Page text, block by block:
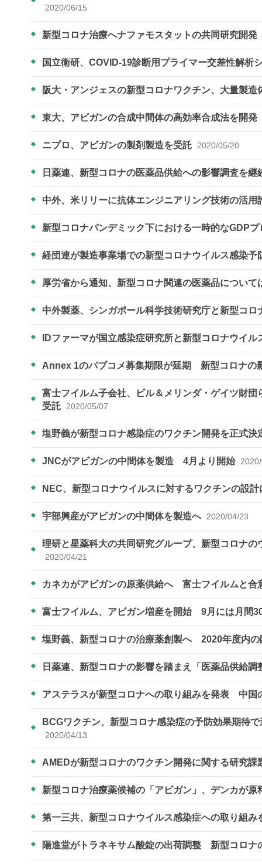
2020/06/15
新型コロナ治療へナファモスタットの共同研究
国立衛研、COVID-19診断用プライマー交差性解析
阪大・アンジェスの新型コロナワクチン、大量製
東大、アビガンの合成中間体の高効率合成法を開発
ニプロ、アビガンの製剤製造を受託 2020/05/20
日薬連、新型コロナの医薬品供給への影響調査を継
中外、米リリーに抗体エンジニアリング技術の活
新型コロナパンデミック下における一時的なGDP
経団連が製造事業場での新型コロナウイルス感染
厚労省から通知、新型コロナ関連の医薬品につい
中外製薬、シンガポール科学技術研究庁と新型コ
IDファーマが国立感染症研究所と新型コロナウイ
Annex 1のパブコメ募集期限が延期 新型コロナの
富士フイルム子会社、ビル＆メリンダ・ゲイツ財
受託
2020/05/07
塩野義が新型コロナ感染症のワクチン開発を正式決
JNCがアビガンの中間体を製造 4月より開始
NEC、新型コロナウイルスに対するワクチンの設
宇部興産がアビガンの中間体を製造へ 2020/04/23
理研と星薬科大の共同研究グループ、新型コロナ
2020/04/21
カネカがアビガンの原薬供給へ 富士フイルムと合
富士フイルム、アビガン増産を開始 9月には月間
塩野義、新型コロナの治療薬創製へ 2020年度内
日薬連、新型コロナの影響を踏まえ「医薬品供給
アステラスが新型コロナへの取り組みを発表 中国
BCGワクチン、新型コロナ感染症の予防効果期待
2020/04/13
AMEDが新型コロナのワクチン開発に関する研究課
新型コロナ治療薬候補の「アビガン」、デンカが
第一三共、新型コロナウイルス感染症への取り組
陽進堂がトラネキサム酸錠の出荷調整 新型コロナ